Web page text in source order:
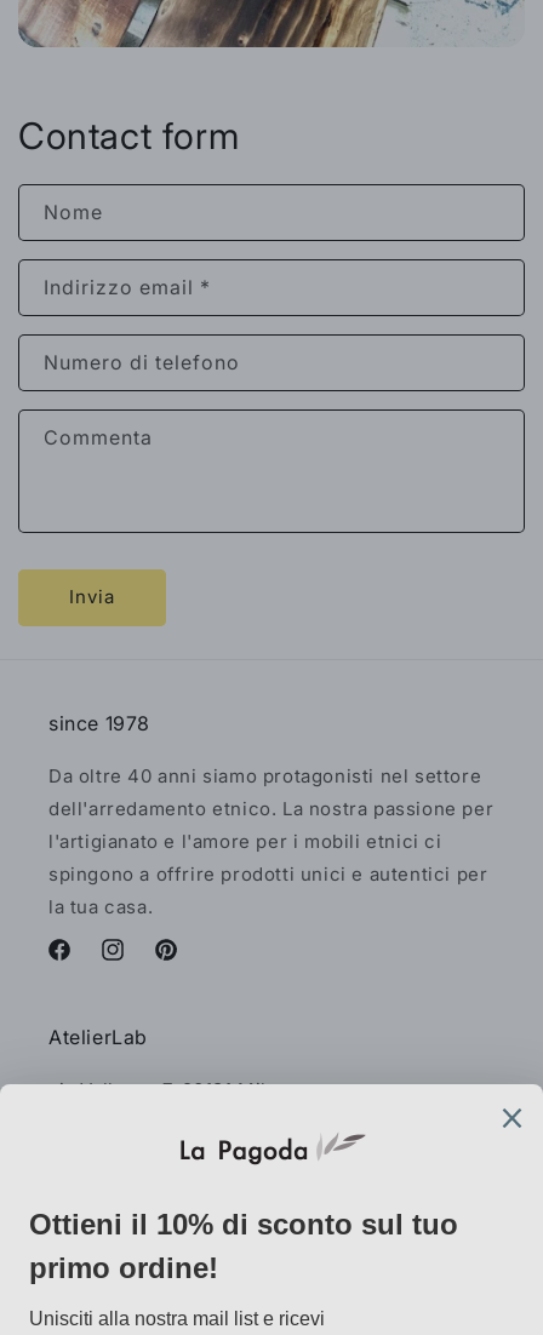
Contact form
Nome
Indirizzo email *
Numero di telefono
Commenta
Invia
since 1978
Da oltre 40 anni siamo protagonisti nel settore
dell'arredamento etnico. La nostra passione per
l'artigianato e l'amore per i mobili etnici ci
spingono a offrire prodotti unici e autentici per
la tua casa.
FacebookInstagramPinterest
AtelierLab
via Vallazze 7, 20131 Milano
info@lapagoda.net
Mobile & what up 335 7746367